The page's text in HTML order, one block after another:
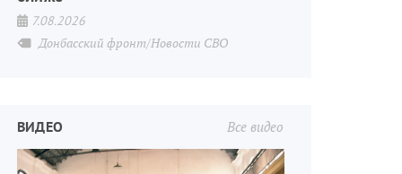
7.08.2026
Донбасский фронт/Новости СВО
Все видео
ВИДЕО